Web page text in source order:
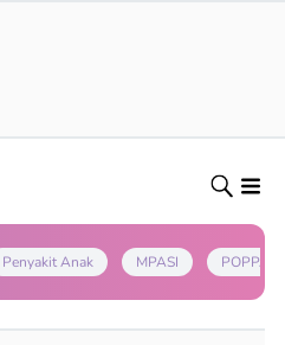
Penyakit Anak MPASI POPPAPA